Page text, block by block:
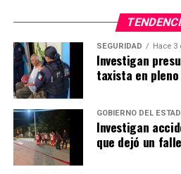
SEGURIDAD Hace 3
Investigan
taxista en
GOBIERNO DEL
Investigan
que dejó un